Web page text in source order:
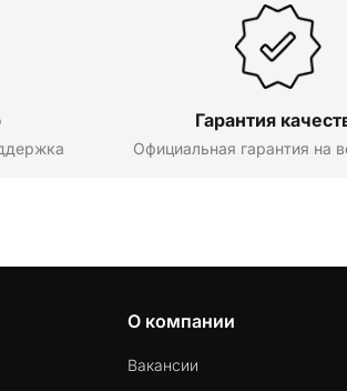
Гарантия
Официальная гарантия на
О компании
Вакансии